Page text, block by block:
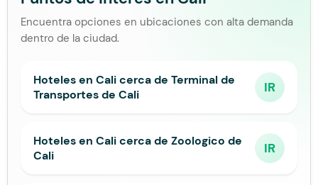
Encuentra opciones en ubicaciones con alta demanda
dentro de la ciudad.
Hoteles en Cali cerca de Terminal de
Transportes de Cali
IR
Hoteles en Cali cerca de Zoologico de
Cali
IR